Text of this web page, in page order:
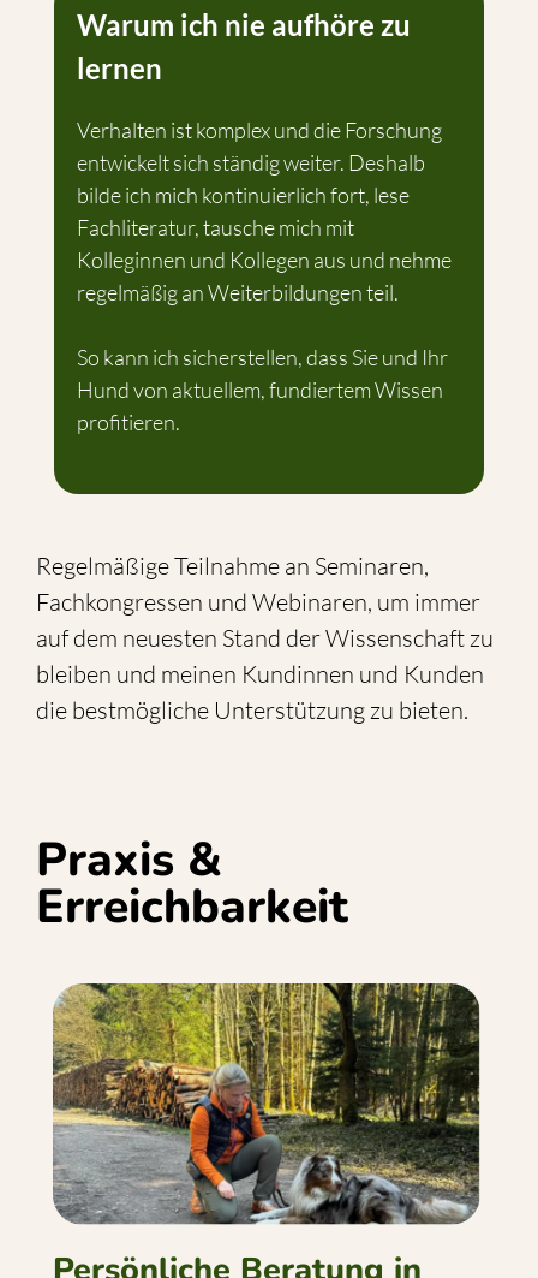
Warum ich nie aufhöre zu
lernen
Verhalten ist komplex und die Forschung
entwickelt sich ständig weiter. Deshalb
bilde ich mich kontinuierlich fort, lese
Fachliteratur, tausche mich mit
Kolleginnen und Kollegen aus und nehme
regelmäßig an Weiterbildungen teil.
So kann ich sicherstellen, dass Sie und Ihr
Hund von aktuellem, fundiertem Wissen
profitieren.
Regelmäßige Teilnahme an Seminaren,
Fachkongressen und Webinaren, um immer
auf dem neuesten Stand der Wissenschaft zu
bleiben und meinen Kundinnen und Kunden
die bestmögliche Unterstützung zu bieten.
Praxis &
Erreichbarkeit